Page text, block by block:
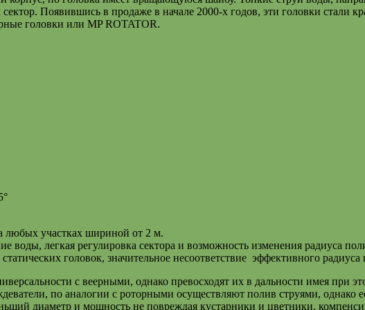
Появившись в продаже в начале 2000-х годов, эти головки стали
головки или MP ROTATOR.
любых участках шириной от 2 м.
воды, легкая регулировка сектора и возможность изменения радиуса
головок, значительное несоответствие эффективного
с веерными, однако превосходят их в дальности имея при
по аналогии с роторными осуществляют полив струями, однако
диаметр и мощность не повреждая кустарники и цветники,